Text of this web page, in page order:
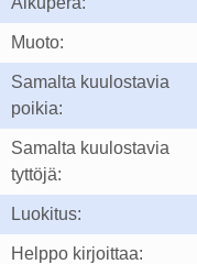
Muoto:
Samalta kuulostavia
poikia:
Samalta kuulostavia
tyttöjä:
Luokitus:
Helppo kirjoittaa: